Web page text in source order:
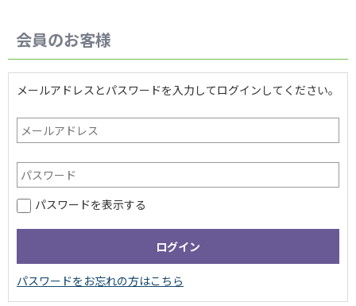
会員のお客様
メールアドレスとパスワードを入力してログインしてください。
パスワードを表示する